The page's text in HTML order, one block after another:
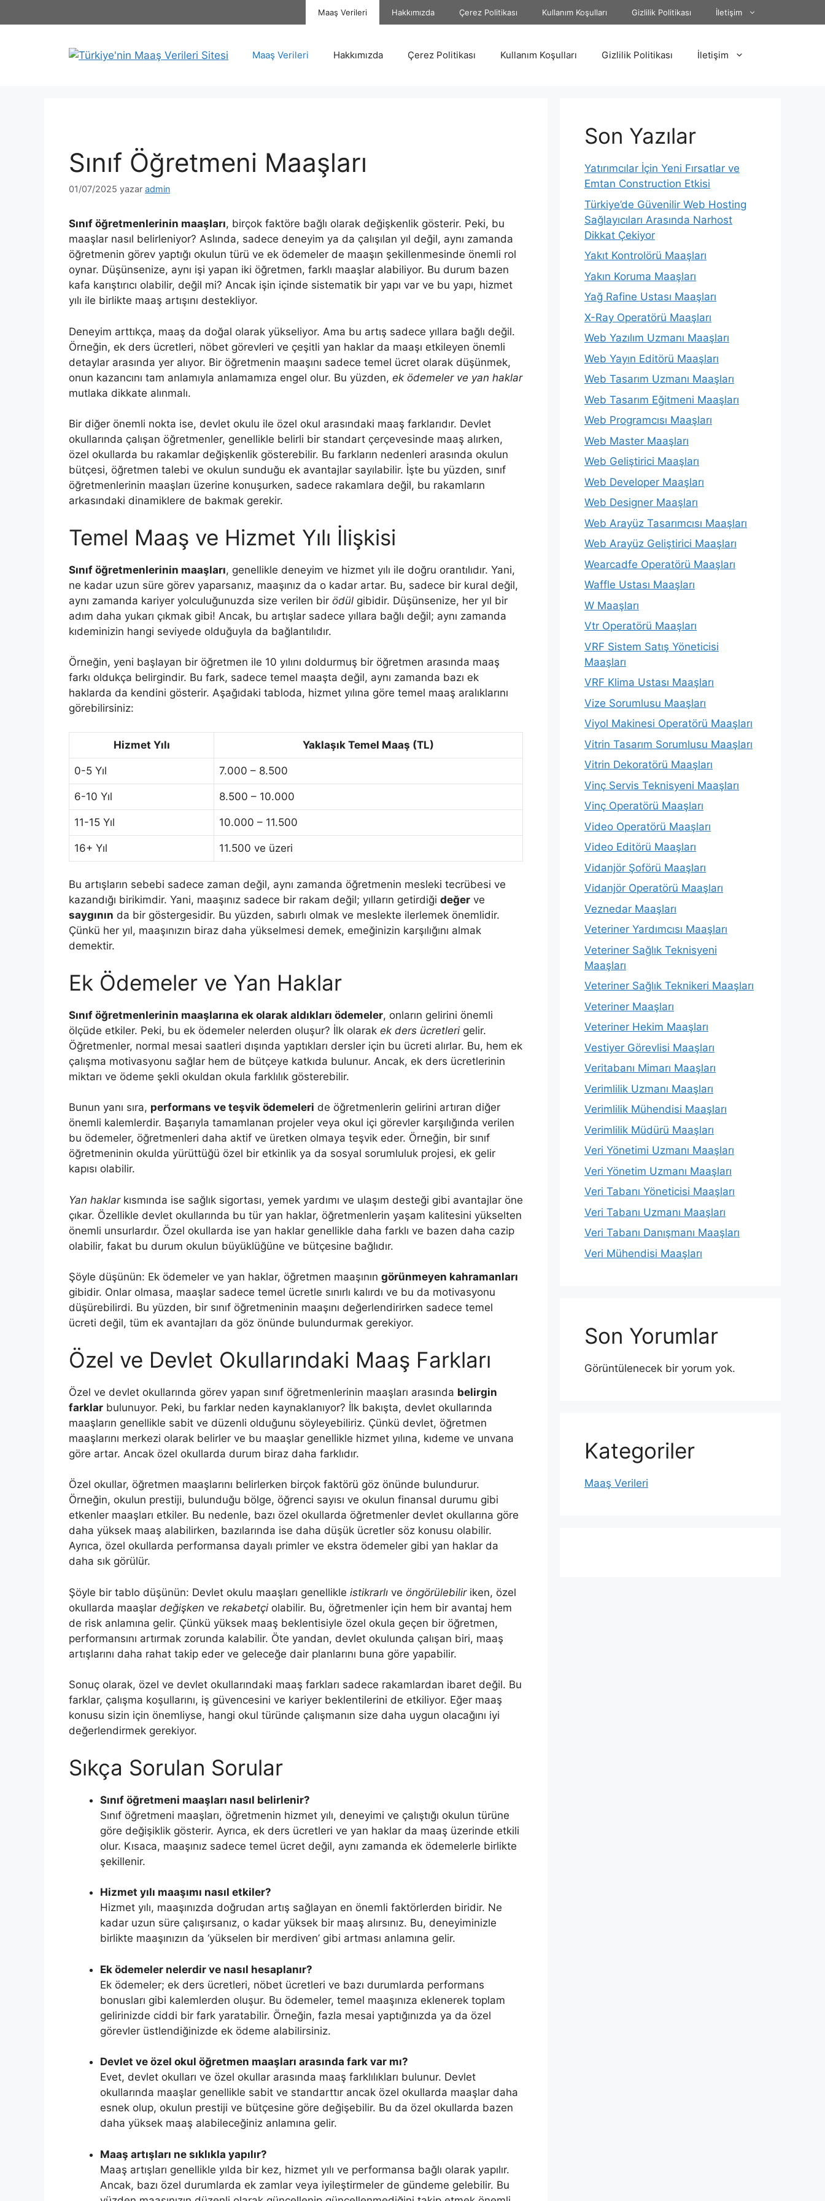
atla
Maaş Verileri Hakkımızda Çerez Politikası Kullanım Koşulları Gizlilik Politikası İletişim
Maaş Verileri Hakkımızda Çerez Politikası Kullanım Koşulları Gizlilik Politikası İletişim
Sınıf Öğretmeni Maaşları
01/07/2025 yazar admin
Sınıf öğretmenlerinin maaşları, birçok faktöre bağlı olarak değişkenlik gösterir. Peki, bu
maaşlar nasıl belirleniyor? Aslında, sadece deneyim ya da çalışılan yıl değil, aynı zamanda
öğretmenin görev yaptığı okulun türü ve ek ödemeler de maaşın şekillenmesinde önemli rol
oynar. Düşünsenize, aynı işi yapan iki öğretmen, farklı maaşlar alabiliyor. Bu durum bazen
kafa karıştırıcı olabilir, değil mi? Ancak işin içinde sistematik bir yapı var ve bu yapı, hizmet
yılı ile birlikte maaş artışını destekliyor.
Deneyim arttıkça, maaş da doğal olarak yükseliyor. Ama bu artış sadece yıllara bağlı değil.
Örneğin, ek ders ücretleri, nöbet görevleri ve çeşitli yan haklar da maaşı etkileyen önemli
detaylar arasında yer alıyor. Bir öğretmenin maaşını sadece temel ücret olarak düşünmek,
onun kazancını tam anlamıyla anlamamıza engel olur. Bu yüzden, ek ödemeler ve yan haklar
mutlaka dikkate alınmalı.
Bir diğer önemli nokta ise, devlet okulu ile özel okul arasındaki maaş farklarıdır. Devlet
okullarında çalışan öğretmenler, genellikle belirli bir standart çerçevesinde maaş alırken,
özel okullarda bu rakamlar değişkenlik gösterebilir. Bu farkların nedenleri arasında okulun
bütçesi, öğretmen talebi ve okulun sunduğu ek avantajlar sayılabilir. İşte bu yüzden, sınıf
öğretmenlerinin maaşları üzerine konuşurken, sadece rakamlara değil, bu rakamların
arkasındaki dinamiklere de bakmak gerekir.
Temel Maaş ve Hizmet Yılı İlişkisi
Sınıf öğretmenlerinin maaşları, genellikle deneyim ve hizmet yılı ile doğru orantılıdır. Yani,
ne kadar uzun süre görev yaparsanız, maaşınız da o kadar artar. Bu, sadece bir kural değil,
aynı zamanda kariyer yolculuğunuzda size verilen bir ödül gibidir. Düşünsenize, her yıl bir
adım daha yukarı çıkmak gibi! Ancak, bu artışlar sadece yıllara bağlı değil; aynı zamanda
kıdeminizin hangi seviyede olduğuyla da bağlantılıdır.
Örneğin, yeni başlayan bir öğretmen ile 10 yılını doldurmuş bir öğretmen arasında maaş
farkı oldukça belirgindir. Bu fark, sadece temel maaşta değil, aynı zamanda bazı ek
haklarda da kendini gösterir. Aşağıdaki tabloda, hizmet yılına göre temel maaş aralıklarını
görebilirsiniz:
Hizmet Yılı Yaklaşık Temel Maaş (TL)
0-5 Yıl 7.000 – 8.500
6-10 Yıl 8.500 – 10.000
11-15 Yıl 10.000 – 11.500
16+ Yıl 11.500 ve üzeri
Bu artışların sebebi sadece zaman değil, aynı zamanda öğretmenin mesleki tecrübesi ve
kazandığı birikimdir. Yani, maaşınız sadece bir rakam değil; yılların getirdiği değer ve
saygının da bir göstergesidir. Bu yüzden, sabırlı olmak ve meslekte ilerlemek önemlidir.
Çünkü her yıl, maaşınızın biraz daha yükselmesi demek, emeğinizin karşılığını almak
demektir.
Ek Ödemeler ve Yan Haklar
Sınıf öğretmenlerinin maaşlarına ek olarak aldıkları ödemeler, onların gelirini önemli
ölçüde etkiler. Peki, bu ek ödemeler nelerden oluşur? İlk olarak ek ders ücretleri gelir.
Öğretmenler, normal mesai saatleri dışında yaptıkları dersler için bu ücreti alırlar. Bu, hem ek
çalışma motivasyonu sağlar hem de bütçeye katkıda bulunur. Ancak, ek ders ücretlerinin
miktarı ve ödeme şekli okuldan okula farklılık gösterebilir.
Bunun yanı sıra, performans ve teşvik ödemeleri de öğretmenlerin gelirini artıran diğer
önemli kalemlerdir. Başarıyla tamamlanan projeler veya okul içi görevler karşılığında verilen
bu ödemeler, öğretmenleri daha aktif ve üretken olmaya teşvik eder. Örneğin, bir sınıf
öğretmeninin okulda yürüttüğü özel bir etkinlik ya da sosyal sorumluluk projesi, ek gelir
kapısı olabilir.
Yan haklarkısmında ise sağlık sigortası, yemek yardımı ve ulaşım desteği gibi avantajlar öne
çıkar. Özellikle devlet okullarında bu tür yan haklar, öğretmenlerin yaşam kalitesini yükselten
önemli unsurlardır. Özel okullarda ise yan haklar genellikle daha farklı ve bazen daha cazip
olabilir, fakat bu durum okulun büyüklüğüne ve bütçesine bağlıdır.
Şöyle düşünün: Ek ödemeler ve yan haklar, öğretmen maaşının görünmeyen kahramanları
gibidir. Onlar olmasa, maaşlar sadece temel ücretle sınırlı kalırdı ve bu da motivasyonu
düşürebilirdi. Bu yüzden, bir sınıf öğretmeninin maaşını değerlendirirken sadece temel
ücreti değil, tüm ek avantajları da göz önünde bulundurmak gerekiyor.
Özel ve Devlet Okullarındaki Maaş Farkları
Özel ve devlet okullarında görev yapan sınıf öğretmenlerinin maaşları arasında belirgin
farklar bulunuyor. Peki, bu farklar neden kaynaklanıyor? İlk bakışta, devlet okullarında
maaşların genellikle sabit ve düzenli olduğunu söyleyebiliriz. Çünkü devlet, öğretmen
maaşlarını merkezi olarak belirler ve bu maaşlar genellikle hizmet yılına, kıdeme ve unvana
göre artar. Ancak özel okullarda durum biraz daha farklıdır.
Özel okullar, öğretmen maaşlarını belirlerken birçok faktörü göz önünde bulundurur.
Örneğin, okulun prestiji, bulunduğu bölge, öğrenci sayısı ve okulun finansal durumu gibi
etkenler maaşları etkiler. Bu nedenle, bazı özel okullarda öğretmenler devlet okullarına göre
daha yüksek maaş alabilirken, bazılarında ise daha düşük ücretler söz konusu olabilir.
Ayrıca, özel okullarda performansa dayalı primler ve ekstra ödemeler gibi yan haklar da
daha sık görülür.
Şöyle bir tablo düşünün: Devlet okulu maaşları genellikle istikrarlı ve öngörülebiliriken, özel
okullarda maaşlar değişken ve rekabetçi olabilir. Bu, öğretmenler için hem bir avantaj hem
de risk anlamına gelir. Çünkü yüksek maaş beklentisiyle özel okula geçen bir öğretmen,
performansını artırmak zorunda kalabilir. Öte yandan, devlet okulunda çalışan biri, maaş
artışlarını daha rahat takip eder ve geleceğe dair planlarını buna göre yapabilir.
Sonuç olarak, özel ve devlet okullarındaki maaş farkları sadece rakamlardan ibaret değil. Bu
farklar, çalışma koşullarını, iş güvencesini ve kariyer beklentilerini de etkiliyor. Eğer maaş
konusu sizin için önemliyse, hangi okul türünde çalışmanın size daha uygun olacağını iyi
değerlendirmek gerekiyor.
Sıkça Sorulan Sorular
Sınıf öğretmeni maaşları nasıl belirlenir?
Sınıf öğretmeni maaşları, öğretmenin hizmet yılı, deneyimi ve çalıştığı okulun türüne
göre değişiklik gösterir. Ayrıca, ek ders ücretleri ve yan haklar da maaş üzerinde etkili
olur. Kısaca, maaşınız sadece temel ücret değil, aynı zamanda ek ödemelerle birlikte
şekillenir.
Hizmet yılı maaşımı nasıl etkiler?
Hizmet yılı, maaşınızda doğrudan artış sağlayan en önemli faktörlerden biridir. Ne
kadar uzun süre çalışırsanız, o kadar yüksek bir maaş alırsınız. Bu, deneyiminizle
birlikte maaşınızın da ‘yükselen bir merdiven’ gibi artması anlamına gelir.
Ek ödemeler nelerdir ve nasıl hesaplanır?
Ek ödemeler; ek ders ücretleri, nöbet ücretleri ve bazı durumlarda performans
bonusları gibi kalemlerden oluşur. Bu ödemeler, temel maaşınıza eklenerek toplam
gelirinizde ciddi bir fark yaratabilir. Örneğin, fazla mesai yaptığınızda ya da özel
görevler üstlendiğinizde ek ödeme alabilirsiniz.
Devlet ve özel okul öğretmen maaşları arasında fark var mı?
Evet, devlet okulları ve özel okullar arasında maaş farklılıkları bulunur. Devlet
okullarında maaşlar genellikle sabit ve standarttır ancak özel okullarda maaşlar daha
esnek olup, okulun prestiji ve bütçesine göre değişebilir. Bu da özel okullarda bazen
daha yüksek maaş alabileceğiniz anlamına gelir.
Maaş artışları ne sıklıkla yapılır?
Maaş artışları genellikle yılda bir kez, hizmet yılı ve performansa bağlı olarak yapılır.
Ancak, bazı özel durumlarda ek zamlar veya iyileştirmeler de gündeme gelebilir. Bu
Son Yazılar
Yatırımcılar İçin Yeni Fırsatlar ve
Emtan Construction Etkisi
Türkiye’de Güvenilir Web Hosting
Sağlayıcıları Arasında Narhost
Dikkat Çekiyor
Yakıt Kontrolörü Maaşları
Yakın Koruma Maaşları
Yağ Rafine Ustası Maaşları
X-Ray Operatörü Maaşları
Web Yazılım Uzmanı Maaşları
Web Yayın Editörü Maaşları
Web Tasarım Uzmanı Maaşları
Web Tasarım Eğitmeni Maaşları
Web Programcısı Maaşları
Web Master Maaşları
Web Geliştirici Maaşları
Web Developer Maaşları
Web Designer Maaşları
Web Arayüz Tasarımcısı Maaşları
Web Arayüz Geliştirici Maaşları
Wearcadfe Operatörü Maaşları
Waffle Ustası Maaşları
W Maaşları
Vtr Operatörü Maaşları
VRF Sistem Satış Yöneticisi
Maaşları
VRF Klima Ustası Maaşları
Vize Sorumlusu Maaşları
Viyol Makinesi Operatörü Maaşları
Vitrin Tasarım Sorumlusu Maaşları
Vitrin Dekoratörü Maaşları
Vinç Servis Teknisyeni Maaşları
Vinç Operatörü Maaşları
Video Operatörü Maaşları
Video Editörü Maaşları
Vidanjör Şoförü Maaşları
Vidanjör Operatörü Maaşları
Veznedar Maaşları
Veteriner Yardımcısı Maaşları
Veteriner Sağlık Teknisyeni
Maaşları
Veteriner Sağlık Teknikeri Maaşları
Veteriner Maaşları
Veteriner Hekim Maaşları
Vestiyer Görevlisi Maaşları
Veritabanı Mimarı Maaşları
Verimlilik Uzmanı Maaşları
Verimlilik Mühendisi Maaşları
Verimlilik Müdürü Maaşları
Veri Yönetimi Uzmanı Maaşları
Veri Yönetim Uzmanı Maaşları
Veri Tabanı Yöneticisi Maaşları
Veri Tabanı Uzmanı Maaşları
Veri Tabanı Danışmanı Maaşları
Veri Mühendisi Maaşları
Son Yorumlar
Görüntülenecek bir yorum yok.
Kategoriler
Maaş Verileri